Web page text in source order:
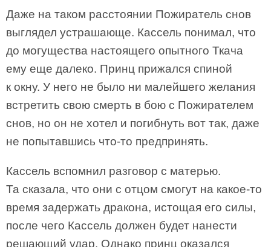
Даже на таком расстоянии Пожиратель снов
выглядел устрашающе. Кассель понимал, что
до могущества настоящего опытного Ткача
ему еще далеко. Принц прижался спиной
к окну. У него не было ни малейшего желания
встретить свою смерть в бою с Пожирателем
снов, но он не хотел и погибнуть вот так, даже
не попытавшись что-то предпринять.
Кассель вспомнил разговор с матерью.
Та сказала, что они с отцом смогут на какое-то
время задержать дракона, истощая его силы,
после чего Кассель должен будет нанести
решающий удар. Однако принц оказался